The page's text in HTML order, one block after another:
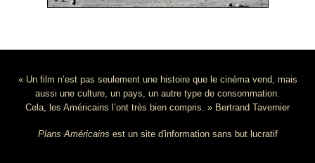
« Un film n’est pas seulement une histoire que le cinéma vend, mais
aussi une culture, un pays, un autre type de consommation.
Cela, les Américains l’ont très bien compris. » Bertrand Tavernier
Plans Américains est un site d'information sans but lucratif